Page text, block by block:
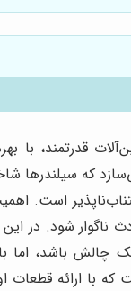
قدرتمند، با
که سیلندرها
است.
شود. در
چالش باشد، اما
که با ارائه قطعات